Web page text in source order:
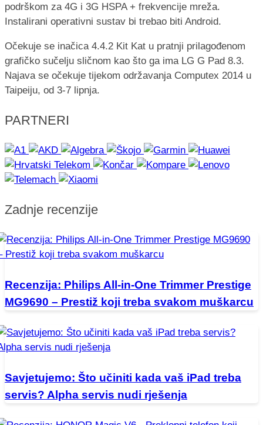
podrškom za 4G i 3G HSPA + frekvencije mreža.
Instalirani operativni sustav bi trebao biti Android.
Očekuje se inačica 4.4.2 Kit Kat u pratnji prilagođenom
grafičko sučelju sličnom kao što ga ima LG G Pad 8.3.
Najava se očekuje tijekom održavanja Computex 2014 u
Taipeiju, od 3-7 lipnja.
PARTNERI
Zadnje recenzije
Recenzija: Philips All-in-One Trimmer Prestige
MG9690 – Prestiž koji treba svakom muškarcu
Savjetujemo: Što učiniti kada vaš iPad treba
servis? Alpha servis nudi rješenja